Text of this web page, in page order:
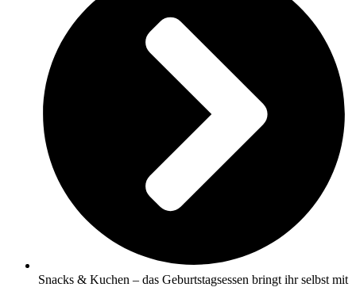
Snacks & Kuchen – das Geburtstagsessen bringt ihr selbst mit